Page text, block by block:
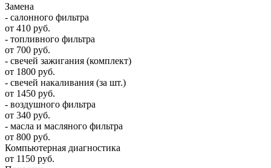
Замена
- салонного фильтра
от 410 руб.
- топливного фильтра
от 700 руб.
- свечей зажигания (комплект)
от 1800 руб.
- свечей накаливания (за шт.)
от 1450 руб.
- воздушного фильтра
от 340 руб.
- масла и масляного фильтра
от 800 руб.
Компьютерная диагностика
от 1150 руб.